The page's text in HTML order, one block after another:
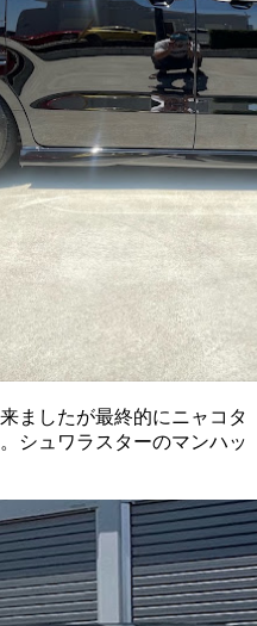
ましたが最終的にニャコタ
シュワラスターのマンハッ